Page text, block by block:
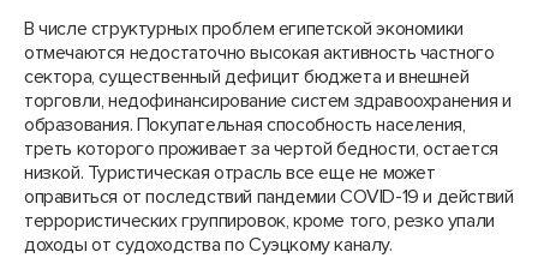
В числе структурных проблем египетской экономики
отмечаются недостаточно высокая активность частного
сектора, существенный дефицит бюджета и внешней
торговли, недофинансирование систем здравоохранения и
образования. Покупательная способность населения,
треть которого проживает за чертой бедности, остается
низкой. Туристическая отрасль все еще не может
оправиться от последствий пандемии COVID-19 и действий
террористических группировок, кроме того, резко упали
доходы от судоходства по Суэцкому каналу.